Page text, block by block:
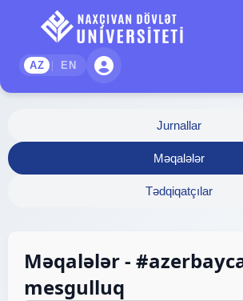
AZ | EN
Jurnallar
Məqalələr
Tədqiqatçılar
Məqalələr -
mesgulluq